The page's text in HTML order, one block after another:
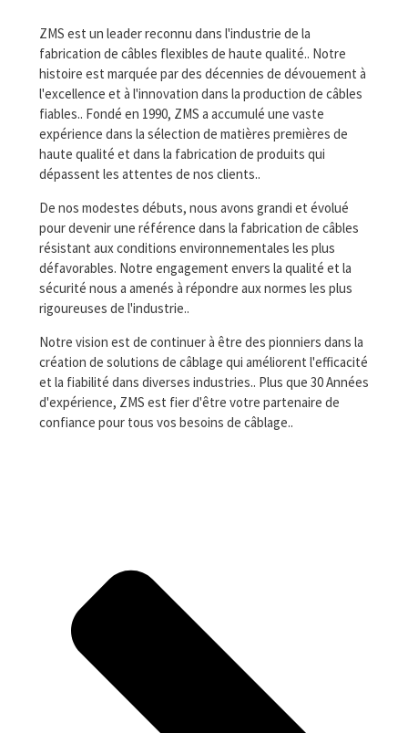
ZMS est un leader reconnu dans l'industrie de la
fabrication de câbles flexibles de haute qualité.. Notre
histoire est marquée par des décennies de dévouement à
l'excellence et à l'innovation dans la production de câbles
fiables.. Fondé en 1990, ZMS a accumulé une vaste
expérience dans la sélection de matières premières de
haute qualité et dans la fabrication de produits qui
dépassent les attentes de nos clients..
De nos modestes débuts, nous avons grandi et évolué
pour devenir une référence dans la fabrication de câbles
résistant aux conditions environnementales les plus
défavorables. Notre engagement envers la qualité et la
sécurité nous a amenés à répondre aux normes les plus
rigoureuses de l'industrie..
Notre vision est de continuer à être des pionniers dans la
création de solutions de câblage qui améliorent l'efficacité
et la fiabilité dans diverses industries.. Plus que 30 Années
d'expérience, ZMS est fier d'être votre partenaire de
confiance pour tous vos besoins de câblage..